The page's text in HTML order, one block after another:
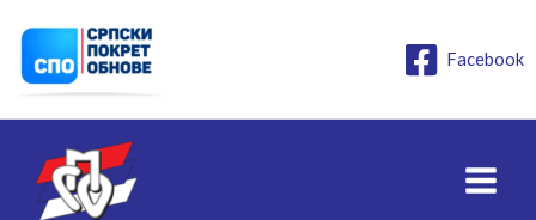
садржај
Facebook